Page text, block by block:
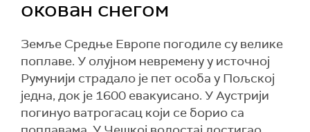
окован снегом
Земље Средње Европе погодиле су велике
поплаве. У олујном невремену у источној
Румунији страдало је пет особа у Пољској
једна, док је 1600 евакуисано. У Аустрији
погинуо ватрогасац који се борио са